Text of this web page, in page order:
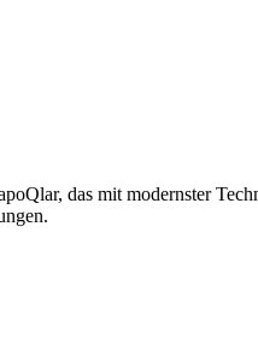
das mit modernster